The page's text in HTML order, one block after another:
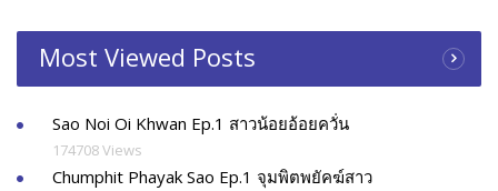
Most Viewed Posts
Sao Noi Oi Khwan Ep.1 สาวน้อยอ้อยควั่น
174708 Views
Chumphit Phayak Sao Ep.1 จุมพิตพยัคฆ์สาว